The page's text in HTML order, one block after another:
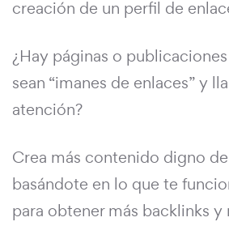
creación de un perfil de
¿Hay páginas o
sean “imanes de enlaces” y
atención?
Crea más contenido digno
basándote en lo que te
para obtener más backlinks y